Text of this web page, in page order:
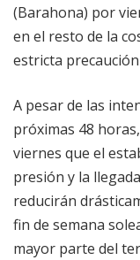
(Barahona) por
en el resto de la
estricta
A pesar de las
próximas 48
viernes que el
presión y la
reducirán
fin de semana
mayor parte del